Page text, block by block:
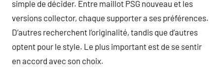
simple de décider. Entre maillot PSG nouveau et les
versions collector, chaque supporter a ses préférences.
D’autres recherchent l’originalité, tandis que d’autres
optent pour le style. Le plus important est de se sentir
en accord avec son choix.